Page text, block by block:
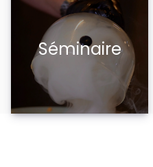
Séminaire